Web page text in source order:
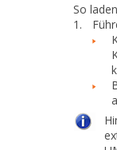
So
1.